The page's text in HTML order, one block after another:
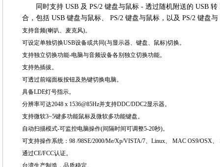
同时支持 USB 及 PS/2 键盘与鼠标 - 透过随机附送的 USB
合，包括 USB 键盘与鼠标、 PS/2 键盘与鼠标，以及 PS/2 键盘与
支持音频(喇叭、麦克风)。
可设定单独切换USB设备或共同(与显示器、键盘、鼠标)切换。
支持独立切换功能-电脑与音频设备各别独立切换功能。
支持热插拔。
可透过前端面板按钮及热键切换电脑。
具备LDE灯号指示。
分辨率可达2048 x 1536@85Hz并支持DDC/DDC2显示器。
支持微软3~5键多功能鼠标及微软多功能键盘。
自动扫描模式-可监控电脑操作(间隔时间可调整5-20秒)。
可支持操作系统： 98 /98SE/2000/Me/Xp/VISTA/7、Linux、 MAC OS9/OSX、
通过CE/FCC认证。
台湾生产制造，品质稳定。